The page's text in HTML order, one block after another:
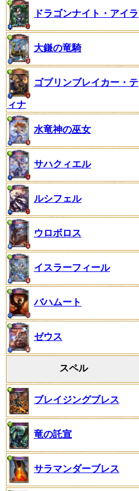
ドラゴンナイト・アイラ
大鎌の竜騎
ゴブリンブレイカー・テ
ィナ
水竜神の巫女
サハクィエル
ルシフェル
ウロボロス
イスラーフィール
バハムート
ゼウス
スペル
ブレイジングブレス
竜の託宣
サラマンダーブレス